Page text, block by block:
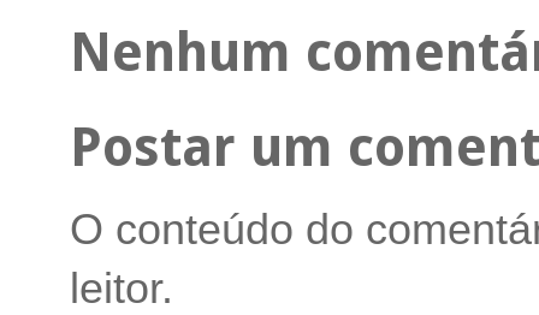
Nenhum
Postar um
O conteúdo do
leitor.